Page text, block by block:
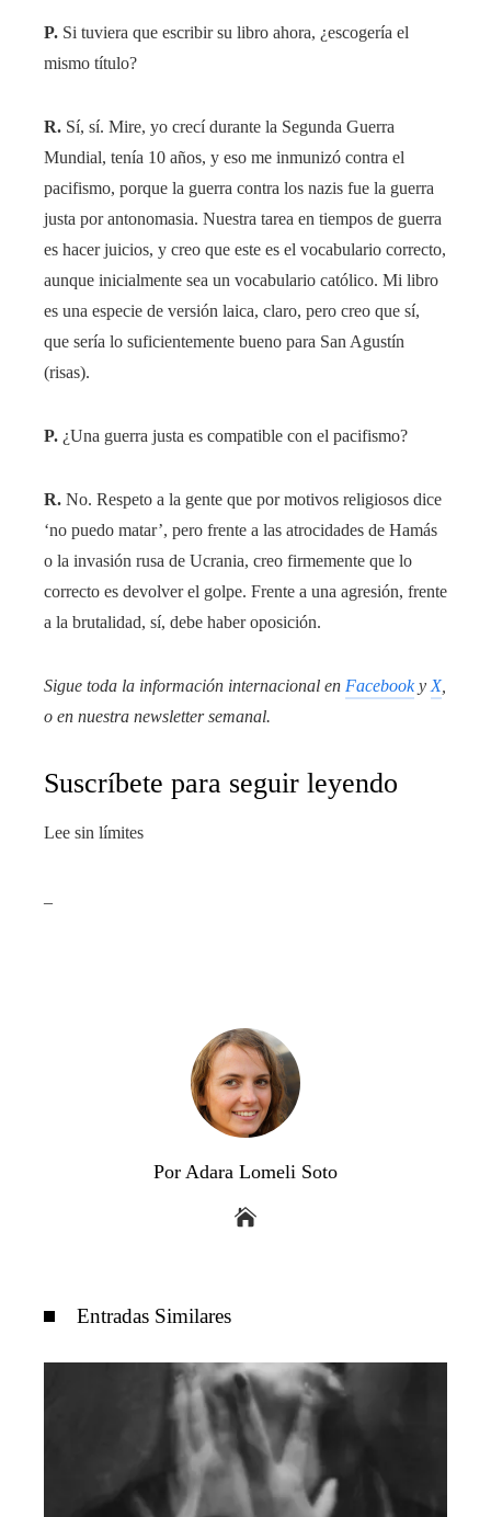
P. Si tuviera que escribir su libro ahora, ¿escogería el
mismo título?
R. Sí, sí. Mire, yo crecí durante la Segunda Guerra
Mundial, tenía 10 años, y eso me inmunizó contra el
pacifismo, porque la guerra contra los nazis fue la guerra
justa por antonomasia. Nuestra tarea en tiempos de guerra
es hacer juicios, y creo que este es el vocabulario correcto,
aunque inicialmente sea un vocabulario católico. Mi libro
es una especie de versión laica, claro, pero creo que sí,
que sería lo suficientemente bueno para San Agustín
(risas).
P. ¿Una guerra justa es compatible con el pacifismo?
R. No. Respeto a la gente que por motivos religiosos dice
‘no puedo matar’, pero frente a las atrocidades de Hamás
o la invasión rusa de Ucrania, creo firmemente que lo
correcto es devolver el golpe. Frente a una agresión, frente
a la brutalidad, sí, debe haber oposición.
Sigue toda la información internacional en FacebookyX,
o en nuestra newsletter semanal.
Suscríbete para seguir leyendo
Lee sin límites
Por Adara Lomeli Soto
Entradas Similares